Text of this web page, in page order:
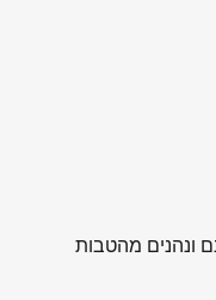
ונהנים מהטבות